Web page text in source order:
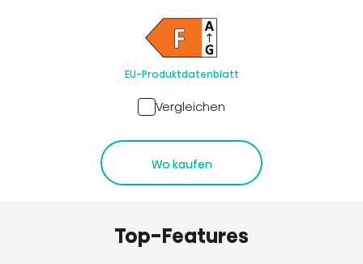
EU-Produktdatenblatt
Vergleichen
Wo kaufen
Top-Features